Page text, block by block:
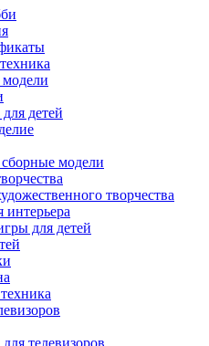
детей
модели
творчества
интерьера
для детей
телевизоров